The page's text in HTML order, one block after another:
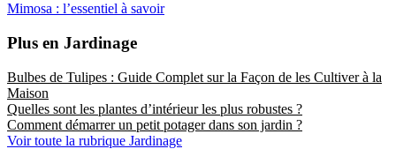
Mimosa : l’essentiel à savoir
Plus en Jardinage
Bulbes de Tulipes : Guide Complet sur la Façon de les Cultiver à la
Maison
Quelles sont les plantes d’intérieur les plus robustes ?
Comment démarrer un petit potager dans son jardin ?
Voir toute la rubrique Jardinage